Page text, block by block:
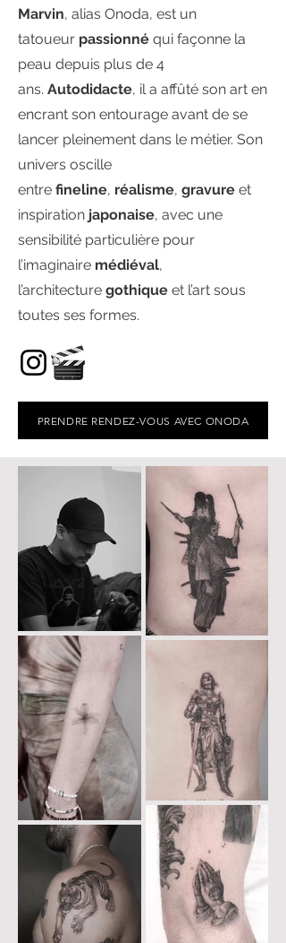
Marvin, alias Onoda, est un
tatoueur passionné qui façonne la
peau depuis plus de 4
ans. Autodidacte, il a affûté son art en
encrant son entourage avant de se
lancer pleinement dans le métier. Son
univers oscille
entre fineline, réalisme, gravure et
inspiration japonaise, avec une
sensibilité particulière pour
l’imaginaire médiéval,
l’architecture gothique et l’art sous
toutes ses formes.
PRENDRE RENDEZ-VOUS AVEC ONODA